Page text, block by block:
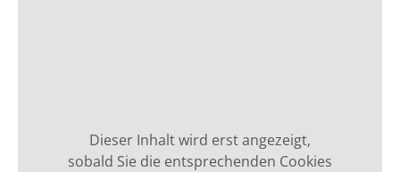
Dieser Inhalt wird erst angezeigt,
sobald Sie die entsprechenden Cookies